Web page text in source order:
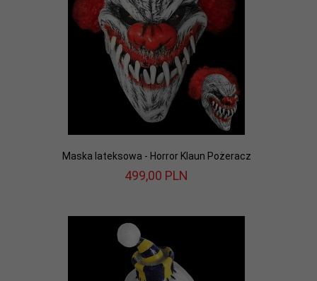
Maska lateksowa - Horror Klaun Pożeracz
499,00 PLN